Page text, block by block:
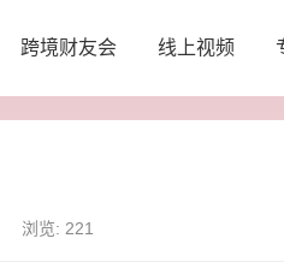
跨境财友会 线上视频
浏览: 221